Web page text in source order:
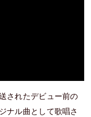
されたデビュー前の
ナル曲として歌唱さ